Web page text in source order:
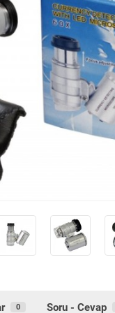
0 Soru - Cevap